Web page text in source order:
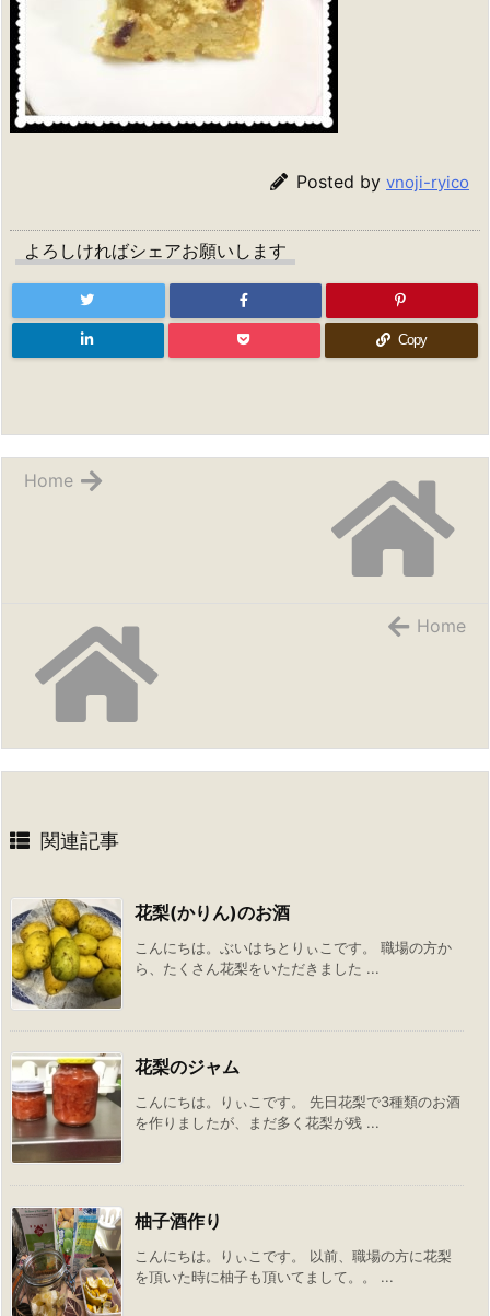
Posted by vnoji-ryico
よろしければシェアお願いします
Copy
Home
Home
関連記事
花梨(かりん)のお酒
こんにちは。ぶいはちとりぃこです。 職場の方か
ら、たくさん花梨をいただきました ...
花梨のジャム
こんにちは。りぃこです。 先日花梨で3種類のお酒
を作りましたが、まだ多く花梨が残 ...
柚子酒作り
こんにちは。りぃこです。 以前、職場の方に花梨
を頂いた時に柚子も頂いてまして。。 ...